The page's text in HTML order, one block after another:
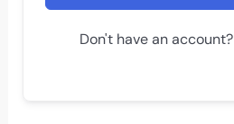
Don't have an account?